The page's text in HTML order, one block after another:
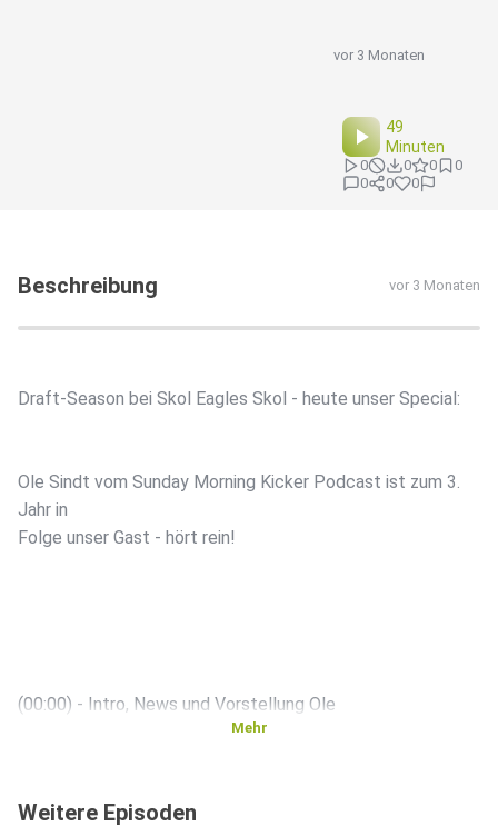
vor 3 Monaten
49
Minuten
0 0 0
0
0
0 0
Beschreibung vor 3 Monaten
Draft-Season bei Skol Eagles Skol - heute unser Special:
Ole Sindt vom Sunday Morning Kicker Podcast ist zum 3.
Jahr in
Folge unser Gast - hört rein!
(00:00) - Intro, News und Vorstellung Ole
Mehr
Weitere Episoden